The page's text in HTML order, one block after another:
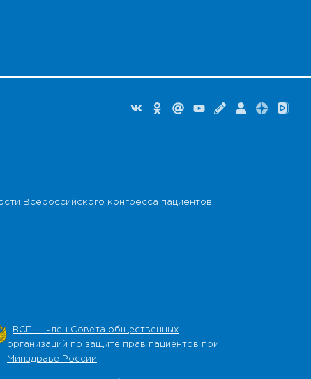
Всероссийского конгресса пациентов
ВСП — член Совета общественных
организаций по защите прав пациентов при
Минздраве России